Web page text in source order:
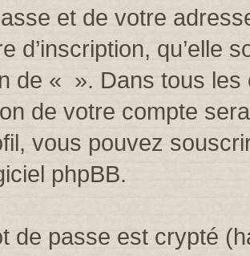
et de votre
d’inscription, qu’elle
de « ». Dans tous
de votre compte
vous pouvez
phpBB.
de passe est crypté